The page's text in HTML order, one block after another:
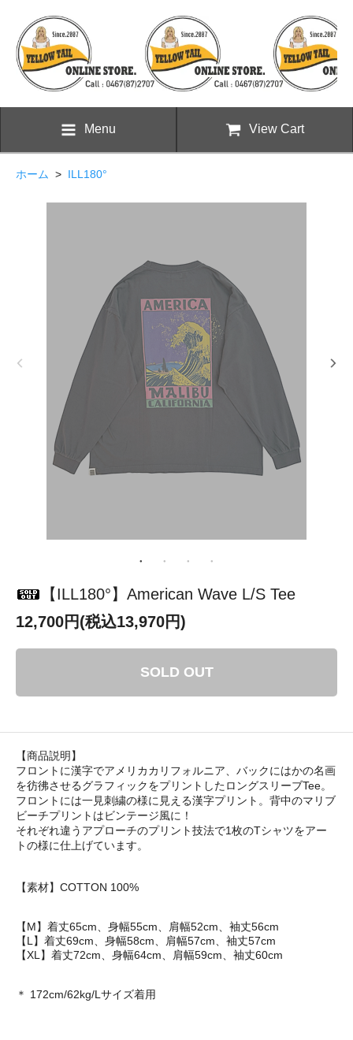
Menu View Cart
ホーム > ILL180°
【ILL180°】American Wave L/S Tee
12,700円(税込13,970円)
SOLD OUT
【商品説明】
フロントに漢字でアメリカカリフォルニア、バックにはかの名画
を彷彿させるグラフィックをプリントしたロングスリーブTee。
フロントには一見刺繍の様に見える漢字プリント。背中のマリブ
ビーチプリントはビンテージ風に！
それぞれ違うアプローチのプリント技法で1枚のTシャツをアー
トの様に仕上げています。
【素材】COTTON 100%
【M】着丈65cm、身幅55cm、肩幅52cm、袖丈56cm
【L】着丈69cm、身幅58cm、肩幅57cm、袖丈57cm
【XL】着丈72cm、身幅64cm、肩幅59cm、袖丈60cm
＊ 172cm/62kg/Lサイズ着用